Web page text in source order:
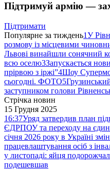
Підтримуй армію —
Підтримати
Популярне за тиждень1У
розмову із місцевими
Львові винайшли сонячний
всю оселю3Запускається
прірвою з іржі”4Шоу
сьогодні. ФОТО5
заступником голови
Стрічка новин
15 Грудня 2025
16:37Уряд затвердив план
ЄДРПОУ та переходу на
січня 2026 року в Україні
працевлаштування осіб з
у листопаді: яйця
подешевшав